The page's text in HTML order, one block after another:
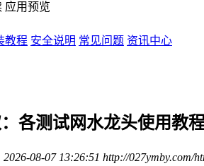
应用预览
教程 安全说明 常见问题 资讯中心
各测试网水龙头使用教
08-07 13:26:51 http://027ymby.com/